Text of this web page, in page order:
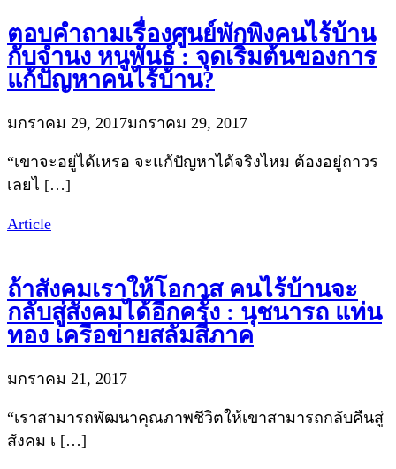
ตอบคำถามเรื่องศูนย์พักพิงคนไร้บ้าน
กับจำนง หนูพันธ์ : จุดเริ่มต้นของการ
แก้ปัญหาคนไร้บ้าน?
มกราคม 29, 2017มกราคม 29, 2017
“เขาจะอยู่ได้เหรอ จะแก้ปัญหาได้จริงไหม ต้องอยู่ถาวร
เลยไ […]
Article
ถ้าสังคมเราให้โอกาส คนไร้บ้านจะ
กลับสู่สังคมได้อีกครั้ง : นุชนารถ แท่น
ทอง เครือข่ายสลัมสี่ภาค
มกราคม 21, 2017
“เราสามารถพัฒนาคุณภาพชีวิตให้เขาสามารถกลับคืนสู่
สังคม เ […]